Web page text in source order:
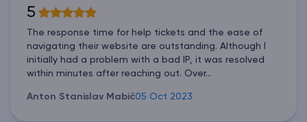
5
The response time for help tickets and the ease of
navigating their website are outstanding. Although I
initially had a problem with a bad IP, it was resolved
within minutes after reaching out. Over...
Anton Stanislav Mabič05 Oct 2023